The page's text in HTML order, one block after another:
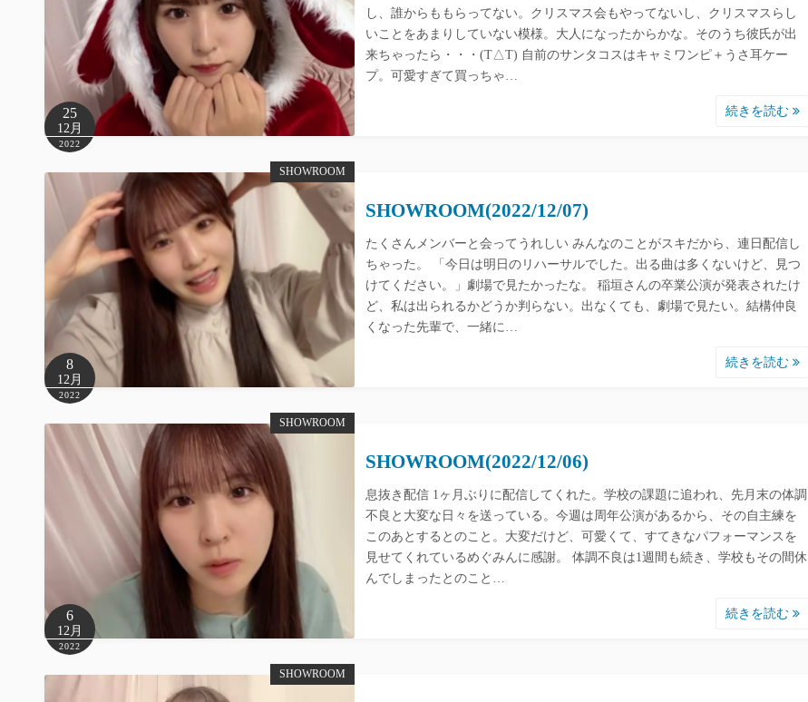
25
12月
2022
し、誰からももらってない。クリスマス会もやってないし、クリスマスらし
いことをあまりしていない模様。大人になったからかな。そのうち彼氏が出
来ちゃったら・・・(T△T) 自前のサンタコスはキャミワンピ＋うさ耳ケー
プ。可愛すぎて買っちゃ…
続きを読む
SHOWROOM
8
12月
2022
SHOWROOM(2022/12/07)
たくさんメンバーと会ってうれしい みんなのことがスキだから、連日配信し
ちゃった。 「今日は明日のリハーサルでした。出る曲は多くないけど、見つ
けてください。」劇場で見たかったな。 稲垣さんの卒業公演が発表されたけ
ど、私は出られるかどうか判らない。出なくても、劇場で見たい。結構仲良
くなった先輩で、一緒に…
続きを読む
SHOWROOM
6
12月
2022
SHOWROOM(2022/12/06)
息抜き配信 1ヶ月ぶりに配信してくれた。学校の課題に追われ、先月末の体調
不良と大変な日々を送っている。今週は周年公演があるから、その自主練を
このあとするとのこと。大変だけど、可愛くて、すてきなパフォーマンスを
見せてくれているめぐみんに感謝。 体調不良は1週間も続き、学校もその間休
んでしまったとのこと…
続きを読む
SHOWROOM